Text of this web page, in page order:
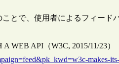
ことで、使用者によるフィード
WEB API（W3C, 2015/11/23）
makes-